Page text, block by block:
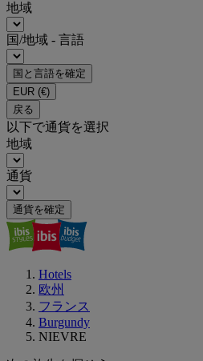
地域
国/地域 - 言語
国と言語を確定
EUR (€)
戻る
以下で通貨を選択
地域
通貨
通貨を確定
Hotels
欧州
フランス
Burgundy
NIEVRE